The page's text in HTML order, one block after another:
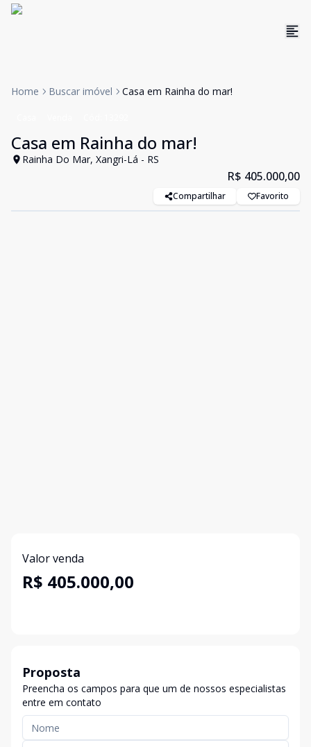
Home Buscar imóvel Casa em Rainha do mar!
Casa em Rainha do mar!
Rainha Do Mar, Xangri-Lá - RS
R$ 405.000,00
Compartilhar Favorito
Valor venda
R$ 405.000,00
Proposta
Preencha os campos para que um de nossos especialistas
entre em contato